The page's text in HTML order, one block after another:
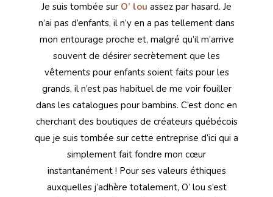
Je suis tombée sur O’ lou assez par hasard. Je
n’ai pas d’enfants, il n’y en a pas tellement dans
mon entourage proche et, malgré qu’il m’arrive
souvent de désirer secrètement que les
vêtements pour enfants soient faits pour les
grands, il n’est pas habituel de me voir fouiller
dans les catalogues pour bambins. C’est donc en
cherchant des boutiques de créateurs québécois
que je suis tombée sur cette entreprise d’ici qui a
simplement fait fondre mon cœur
instantanément ! Pour ses valeurs éthiques
auxquelles j’adhère totalement, O’ lou s’est